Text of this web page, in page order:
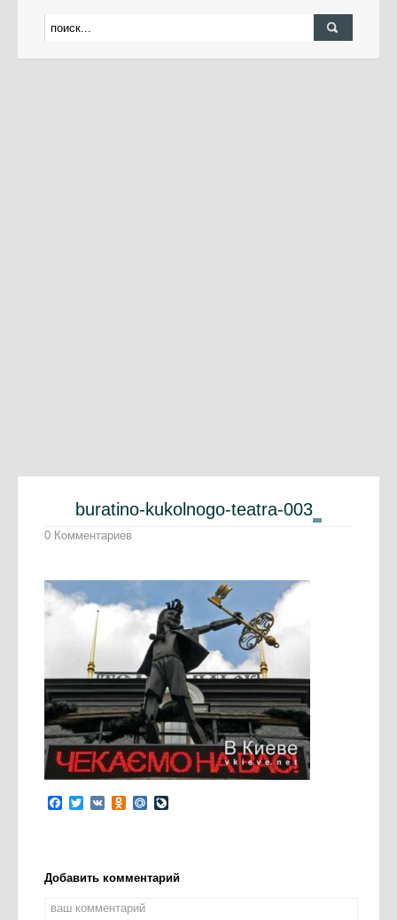
buratino-kukolnogo-teatra-003
0 Комментариев
Facebook
Twitter
VK Odnoklassniki
Mail.Ru
Добавить комментарий